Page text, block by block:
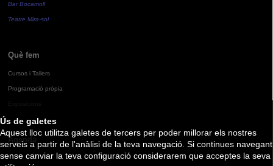
Ús de galetes
Aquest lloc utilitza galetes de tercers per poder millorar els nostres
serveis a partir de l'anàlisi de la teva navegació. Si continues navegant
sense canviar la teva configuració considerarem que acceptes la seva
Bar Bocamoll
Teatre Mira-sol
Què fem
Cursos i Tallers
Programació pròpia
Agenda